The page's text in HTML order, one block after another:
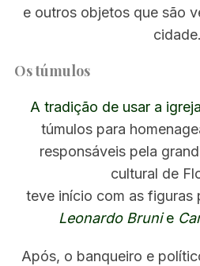
e outros objetos que são
cidade.
Os túmulos
A tradição de usar a igreja
túmulos para
responsáveis pela
cultural de
teve início com as figuras
Leonardo Brunie
Após, o banqueiro e